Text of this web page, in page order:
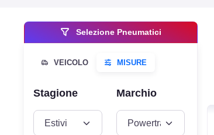
Selezione Pneumatici
VEICOLO
Stagione Marchio